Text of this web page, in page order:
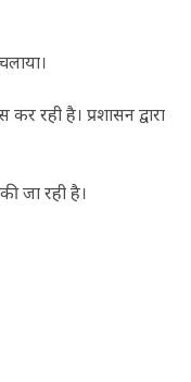
रही है। प्रशासन द्वारा
जा रही है।